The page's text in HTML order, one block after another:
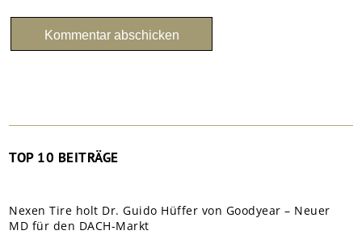
TOP 10 BEITRÄGE
Nexen Tire holt Dr. Guido Hüffer von Goodyear – Neuer
MD für den DACH-Markt